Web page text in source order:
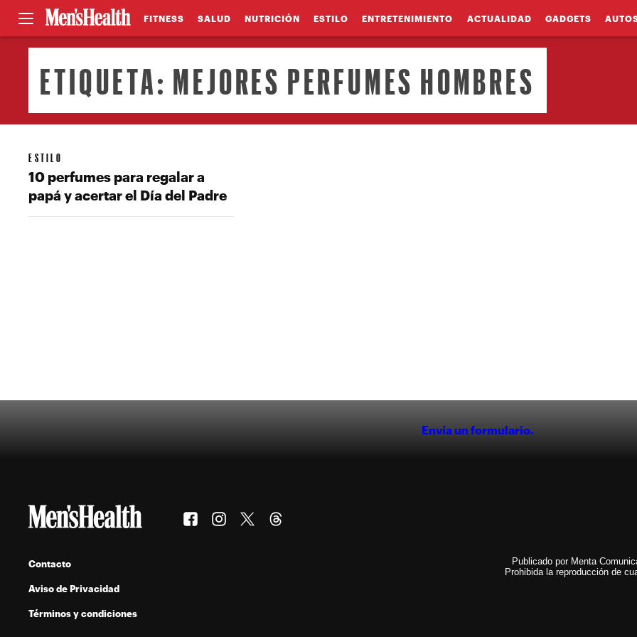
FITNESS SALUD NUTRICIÓN ESTILO ENTRETENIMIENTO ACTUALIDAD GADGETS
ETIQUETA: MEJORES PERFUMES HOMBRES
ESTILO
10 perfumes para regalar a
papá y acertar el Día del Padre
Envía un formulario.
Contacto
Aviso de Privacidad
Términos y condiciones
Publicado por Menta
Prohibida la reproducción de